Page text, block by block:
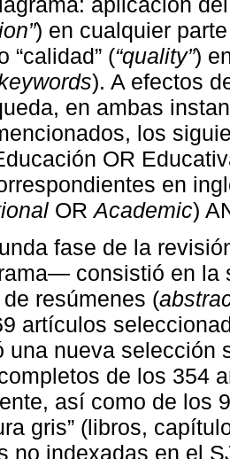
) en cualquier
“calidad” (“quality”)
). A efectos
en ambas
los
OR
en
ORAcademic)
fase de la
consistió en la
resúmenes (
artículos
una nueva selección
de los 354
así como de los
gris” (libros,
no indexadas en el